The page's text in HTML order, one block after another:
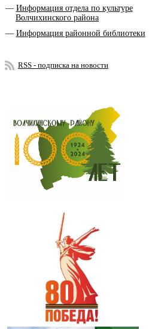
Информация отдела по культуре
Волчихинского района
Информация районной библиотеки
RSS - подписка на новости